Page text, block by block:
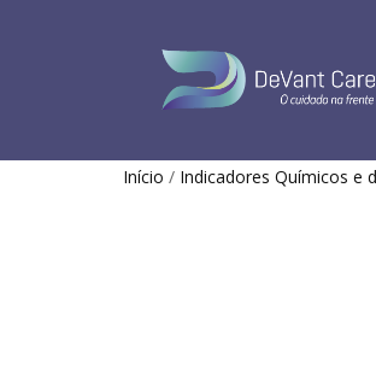
Início / Indicadores Químicos e